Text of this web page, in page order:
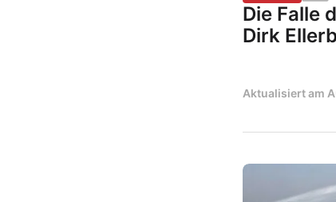
Die Falle
Dirk
Aktualisiert am